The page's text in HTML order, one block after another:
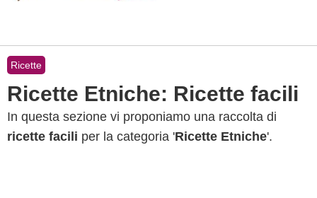
Ricette
Ricette Etniche: Ricette facili
In questa sezione vi proponiamo una raccolta di
ricette facili per la categoria 'Ricette Etniche'.